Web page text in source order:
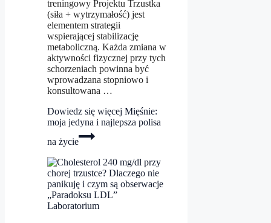
treningowy Projektu Trzustka
(siła + wytrzymałość) jest
elementem strategii
wspierającej stabilizację
metaboliczną. Każda zmiana w
aktywności fizycznej przy tych
schorzeniach powinna być
wprowadzana stopniowo i
konsultowana …
Dowiedz się więcej Mięśnie:
moja jedyna i najlepsza polisa
na życie
Laboratorium